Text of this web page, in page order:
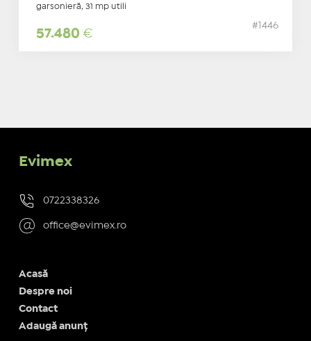
garsonieră, 31 mp utili
57.480 €
#1446
Evimex
0722338326
office@evimex.ro
Acasă
Despre noi
Contact
Adaugă anunț